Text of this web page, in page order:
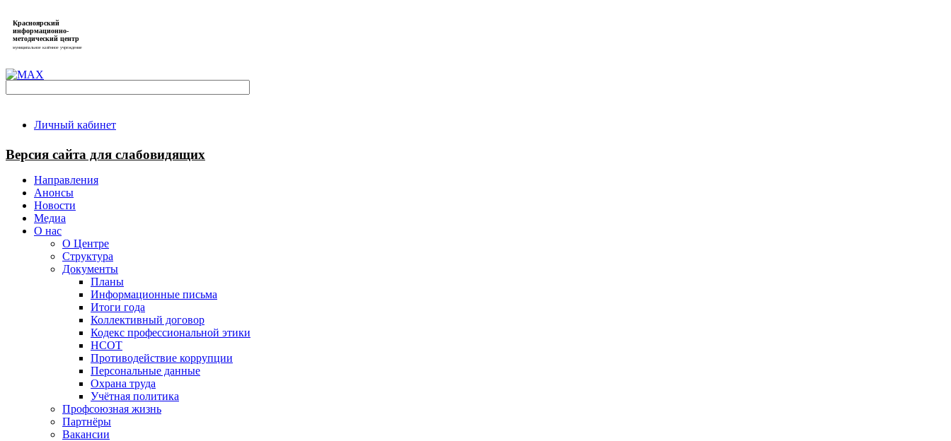
Красноярский
информационно-
методический центр
муниципальное казённое учреждение
Личный кабинет
Версия сайта для слабовидящих
Направления
Анонсы
Новости
Медиа
О нас
О Центре
Структура
Документы
Планы
Информационные письма
Итоги года
Коллективный договор
Кодекс профессиональной этики
НСОТ
Противодействие коррупции
Персональные данные
Охрана труда
Учётная политика
Профсоюзная жизнь
Партнёры
Вакансии